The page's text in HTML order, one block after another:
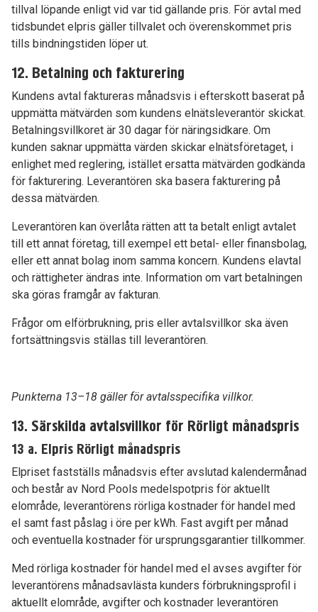
tillval löpande enligt vid var tid gällande pris. För avtal med
tidsbundet elpris gäller tillvalet och överenskommet pris
tills bindningstiden löper ut.
12. Betalning och fakturering
Kundens avtal faktureras månadsvis i efterskott baserat på
uppmätta mätvärden som kundens elnätsleverantör skickat.
Betalningsvillkoret är 30 dagar för näringsidkare. Om
kunden saknar uppmätta värden skickar elnätsföretaget, i
enlighet med reglering, istället ersatta mätvärden godkända
för fakturering. Leverantören ska basera fakturering på
dessa mätvärden.
Leverantören kan överlåta rätten att ta betalt enligt avtalet
till ett annat företag, till exempel ett betal- eller finansbolag,
eller ett annat bolag inom samma koncern. Kundens elavtal
och rättigheter ändras inte. Information om vart betalningen
ska göras framgår av fakturan.
Frågor om elförbrukning, pris eller avtalsvillkor ska även
fortsättningsvis ställas till leverantören.
Punkterna 13–18 gäller för avtalsspecifika villkor.
13. Särskilda avtalsvillkor för Rörligt månadspris
13 a. Elpris Rörligt månadspris
Elpriset fastställs månadsvis efter avslutad kalendermånad
och består av Nord Pools medelspotpris för aktuellt
elområde, leverantörens rörliga kostnader för handel med
el samt fast påslag i öre per kWh. Fast avgift per månad
och eventuella kostnader för ursprungsgarantier tillkommer.
Med rörliga kostnader för handel med el avses avgifter för
leverantörens månadsavlästa kunders förbrukningsprofil i
aktuellt elområde, avgifter och kostnader leverantören